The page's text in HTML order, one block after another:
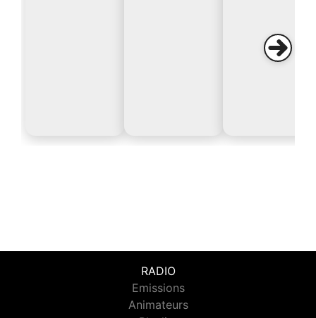
RADIO
Emissions
Animateurs